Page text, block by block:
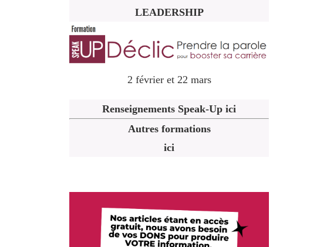
LEADERSHIP
2 février et 22 mars
Renseignements Speak-Up ici
Autres formations
ici